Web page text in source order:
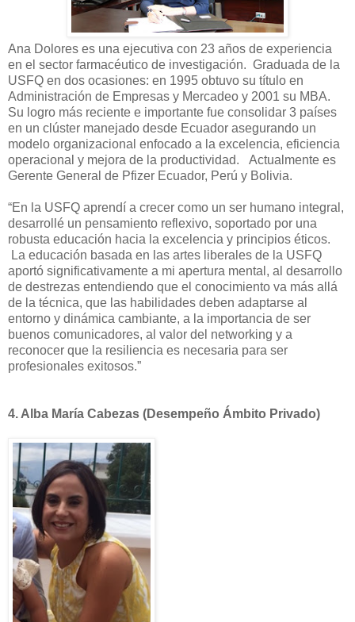
Ana Dolores es una ejecutiva con 23 años de experiencia
en el sector farmacéutico de investigación. Graduada de la
USFQ en dos ocasiones: en 1995 obtuvo su título en
Administración de Empresas y Mercadeo y 2001 su MBA.
Su logro más reciente e importante fue consolidar 3 países
en un clúster manejado desde Ecuador asegurando un
modelo organizacional enfocado a la excelencia, eficiencia
operacional y mejora de la productividad. Actualmente es
Gerente General de Pfizer Ecuador, Perú y Bolivia.
“En la USFQ aprendí a crecer como un ser humano integral,
desarrollé un pensamiento reflexivo, soportado por una
robusta educación hacia la excelencia y principios éticos.
La educación basada en las artes liberales de la USFQ
aportó significativamente a mi apertura mental, al desarrollo
de destrezas entendiendo que el conocimiento va más allá
de la técnica, que las habilidades deben adaptarse al
entorno y dinámica cambiante, a la importancia de ser
buenos comunicadores, al valor del networking y a
reconocer que la resiliencia es necesaria para ser
profesionales exitosos.”
4.Alba María Cabezas (Desempeño Ámbito Privado)